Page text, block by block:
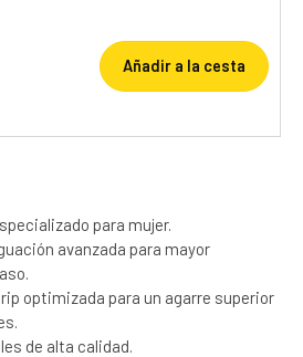
Añadir a la cesta
para mujer.
avanzada para mayor
optimizada para un agarre superior
de alta calidad.